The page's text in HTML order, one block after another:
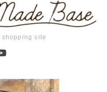
site